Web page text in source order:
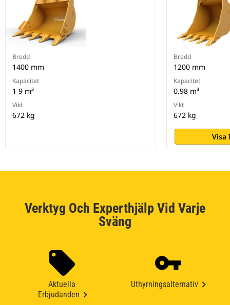
Bredd
1400 mm
Kapacitet
1 9 m³
Vikt
672 kg
Bredd
1200 mm
Kapacitet
0.98 m³
Vikt
672 kg
Visa
Verktyg Och Experthjälp Vid Varje
Sväng
Aktuella
Erbjudanden
Uthyrningsalternativ